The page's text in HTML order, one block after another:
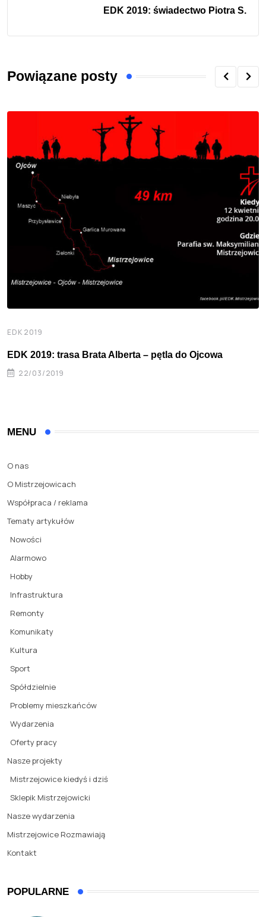
EDK 2019: świadectwo Piotra S.
Powiązane posty
EDK 2019
EDK 2019: trasa Brata Alberta – pętla do Ojcowa
22/03/2019
MENU
O nas
O Mistrzejowicach
Współpraca / reklama
Tematy artykułów
Nowości
Alarmowo
Hobby
Infrastruktura
Remonty
Komunikaty
Kultura
Sport
Spółdzielnie
Problemy mieszkańców
Wydarzenia
Oferty pracy
Nasze projekty
Mistrzejowice kiedyś i dziś
Sklepik Mistrzejowicki
Nasze wydarzenia
Mistrzejowice Rozmawiają
Kontakt
POPULARNE